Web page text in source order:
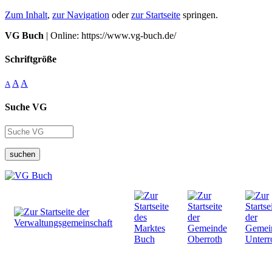
Zum Inhalt, zur Navigation oderzur Startseite springen.
VG Buch | Online: https://www.vg-buch.de/
Schriftgröße
A A A
Suche VG
suchen